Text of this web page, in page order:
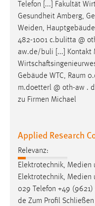
Telefon [...] Fakultät
Gesundheit Amberg,
Weiden,
482-1001 c.bulitta @
aw.de/buli [...] Kontakt
Gebäude WTC, Raum
m.doetterl @ oth-aw .
zu Firmen Michael
Applied Research
Relevanz:
Elektrotechnik, Medien
Elektrotechnik, Medien
029 Telefon +49
de Zum Profil Schließen
Max. 13 Monate
MARKETING
Marketing Cookies
verwendet, um
Sie tun dies, indem
hinweg verfolgen.
Name:
Anbieter:
Google Ireland